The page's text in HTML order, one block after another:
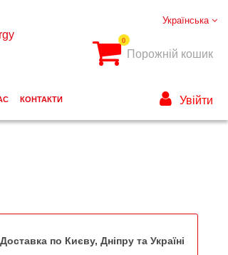
Доставка по Києву, Дніпру та Україні
Українська
0
Порожній кошик
КОНТАКТИ Увійти